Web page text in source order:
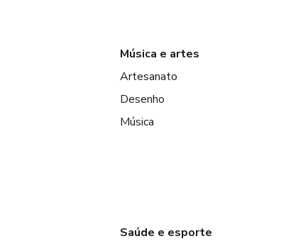
Música e artes
Artesanato
Desenho
Música
Saúde e esporte